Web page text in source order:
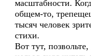
масштабности.
общем-то,
тысяч человек
стихи.
Вот тут,